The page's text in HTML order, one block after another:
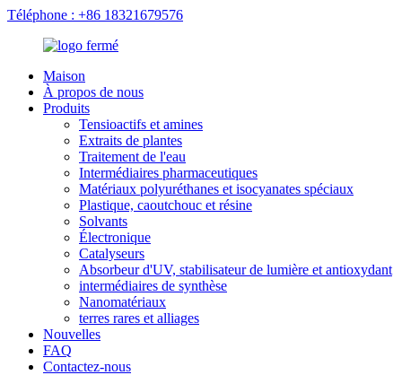
Téléphone : +86 18321679576
Maison
À propos de nous
Produits
Tensioactifs et amines
Extraits de plantes
Traitement de l'eau
Intermédiaires pharmaceutiques
Matériaux polyuréthanes et isocyanates spéciaux
Plastique, caoutchouc et résine
Solvants
Électronique
Catalyseurs
Absorbeur d'UV, stabilisateur de lumière et antioxydant
intermédiaires de synthèse
Nanomatériaux
terres rares et alliages
Nouvelles
FAQ
Contactez-nous